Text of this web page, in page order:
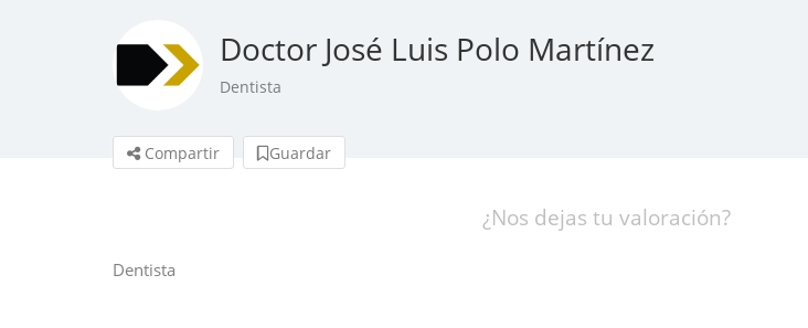
Doctor José Luis Polo Martínez
Dentista
Compartir Guardar
¿Nos dejas tu valoración?
Dentista